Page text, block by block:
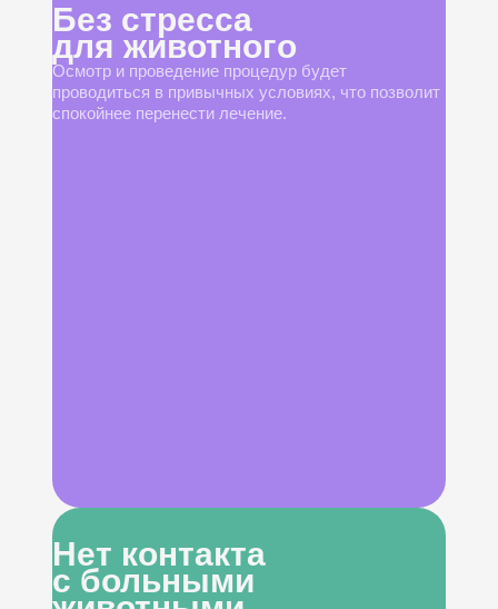
Без стресса
для животного
Осмотр и проведение процедур будет
проводиться в привычных условиях, что позволит
спокойнее перенести лечение.
Нет контакта
с больными